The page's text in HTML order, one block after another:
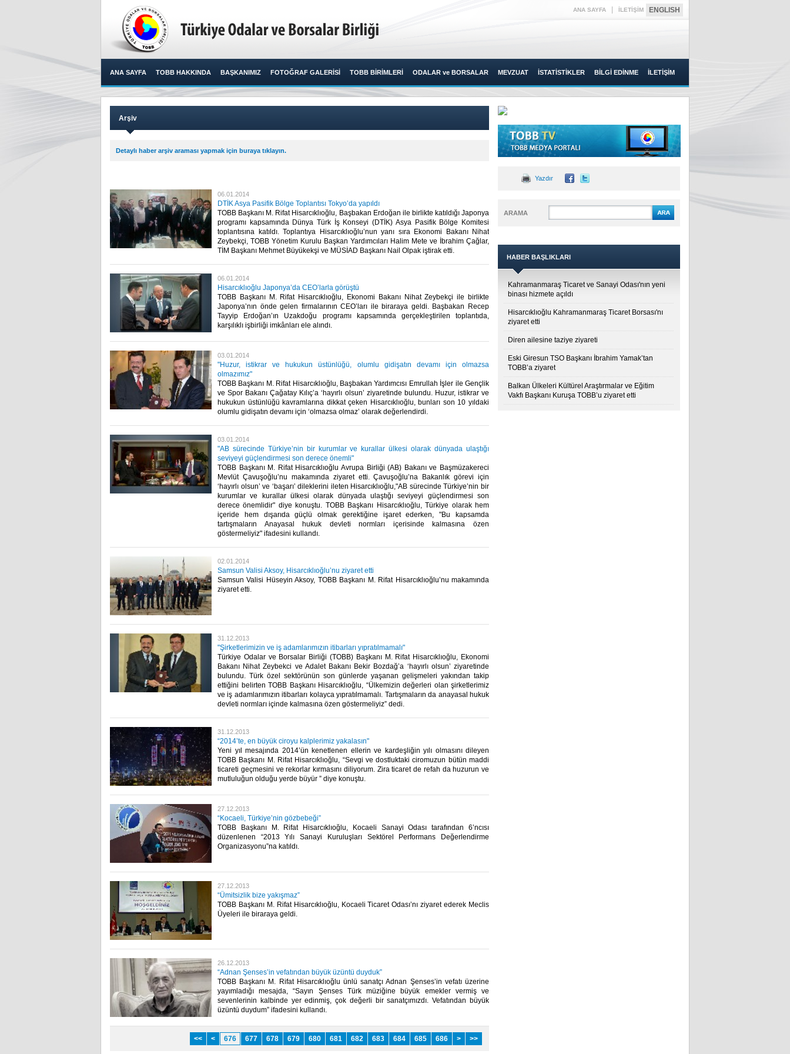
ANA SAYFA İLETİŞİM ENGLISH
ANA SAYFA TOBB HAKKINDA BAŞKANIMIZ FOTOĞRAF GALERİSİ TOBB BİRİMLERİ ODALAR ve BORSALAR MEVZUAT İSTATİSTİKLER BİLGİ EDİNME İLETİŞİM
Arşiv
Detaylı haber arşiv araması yapmak için buraya tıklayın.
06.01.2014
DTİK Asya Pasifik Bölge Toplantısı Tokyo’da yapıldı
TOBB Başkanı M. Rifat Hisarcıklıoğlu, Başbakan Erdoğan ile birlikte katıldığı Japonya
programı kapsamında Dünya Türk İş Konseyi (DTİK) Asya Pasifik Bölge Komitesi
toplantısına katıldı. Toplantıya Hisarcıklıoğlu’nun yanı sıra Ekonomi Bakanı Nihat
Zeybekçi, TOBB Yönetim Kurulu Başkan Yardımcıları Halim Mete ve İbrahim Çağlar,
TİM Başkanı Mehmet Büyükekşi ve MÜSİAD Başkanı Nail Olpak iştirak etti.​
06.01.2014
Hisarcıklıoğlu Japonya’da CEO’larla görüştü
TOBB Başkanı M. Rifat Hisarcıklıoğlu, Ekonomi Bakanı Nihat Zeybekçi ile birlikte
Japonya’nın önde gelen firmalarının CEO’ları ile biraraya geldi. Başbakan Recep
Tayyip Erdoğan’ın Uzakdoğu programı kapsamında gerçekleştirilen toplantıda,
karşılıklı işbirliği imkânları ele alındı.​
03.01.2014
"Huzur, istikrar ve hukukun üstünlüğü, olumlu gidişatın devamı için olmazsa
olmazımız"
TOBB Başkanı M. Rifat Hisarcıklıoğlu, Başbakan Yardımcısı Emrullah İşler ile Gençlik
ve Spor Bakanı Çağatay Kılıç’a ‘hayırlı olsun’ ziyaretinde bulundu. Huzur, istikrar ve
hukukun üstünlüğü kavramlarına dikkat çeken Hisarcıklıoğlu, bunları son 10 yıldaki
olumlu gidişatın devamı için ‘olmazsa olmaz’ olarak değerlendirdi.​
03.01.2014
"AB sürecinde Türkiye’nin bir kurumlar ve kurallar ülkesi olarak dünyada ulaştığı
seviyeyi güçlendirmesi son derece önemli"
TOBB Başkanı M. Rifat Hisarcıklıoğlu Avrupa Birliği (AB) Bakanı ve Başmüzakereci
Mevlüt Çavuşoğlu’nu makamında ziyaret etti. Çavuşoğlu’na Bakanlık görevi için
‘hayırlı olsun’ ve ‘başarı’ dileklerini ileten Hisarcıklıoğlu,"AB sürecinde Türkiye’nin bir
kurumlar ve kurallar ülkesi olarak dünyada ulaştığı seviyeyi güçlendirmesi son
derece önemlidir" diye konuştu. TOBB Başkanı Hisarcıklıoğlu, Türkiye olarak hem
içeride hem dışarıda güçlü olmak gerektiğine işaret ederken, "Bu kapsamda
tartışmaların Anayasal hukuk devleti normları içerisinde kalmasına özen
göstermeliyiz" ifadesini kullandı.​
02.01.2014
Samsun Valisi Aksoy, Hisarcıklıoğlu’nu ziyaret etti
Samsun Valisi Hüseyin Aksoy, TOBB Başkanı M. Rifat Hisarcıklıoğlu’nu makamında
ziyaret etti. ​
31.12.2013
"Şirketlerimizin ve iş adamlarımızın itibarları yıpratılmamalı"
Türkiye Odalar ve Borsalar Birliği (TOBB) Başkanı M. Rifat Hisarcıklıoğlu, Ekonomi
Bakanı Nihat Zeybekci ve Adalet Bakanı Bekir Bozdağ’a ‘hayırlı olsun’ ziyaretinde
bulundu. Türk özel sektörünün son günlerde yaşanan gelişmeleri yakından takip
ettiğini belirten TOBB Başkanı Hisarcıklıoğlu, “Ülkemizin değerleri olan şirketlerimiz
ve iş adamlarımızın itibarları kolayca yıpratılmamalı. Tartışmaların da anayasal hukuk
devleti normları içinde kalmasına özen göstermeliyiz” dedi.​
31.12.2013
“2014’te, en büyük ciroyu kalplerimiz yakalasın"
Yeni yıl mesajında 2014’ün kenetlenen ellerin ve kardeşliğin yılı olmasını dileyen
TOBB Başkanı M. Rifat Hisarcıklıoğlu, “Sevgi ve dostluktaki ciromuzun bütün maddi
ticareti geçmesini ve rekorlar kırmasını diliyorum. Zira ticaret de refah da huzurun ve
mutluluğun olduğu yerde büyür ” diye konuştu.​
27.12.2013
“Kocaeli, Türkiye’nin gözbebeği”
TOBB Başkanı M. Rifat Hisarcıklıoğlu, Kocaeli Sanayi Odası tarafından 6’ncısı
düzenlenen “2013 Yılı Sanayi Kuruluşları Sektörel Performans Değerlendirme
Organizasyonu”na katıldı.​
27.12.2013
“Ümitsizlik bize yakışmaz”
TOBB Başkanı M. Rifat Hisarcıklıoğlu, Kocaeli Ticaret Odası’nı ziyaret ederek Meclis
Üyeleri ile biraraya geldi.​
26.12.2013
“Adnan Şenses’in vefatından büyük üzüntü duyduk”
TOBB Başkanı M. Rifat Hisarcıklıoğlu ünlü sanatçı Adnan Şenses’in vefatı üzerine
yayımladığı mesajda, “Sayın Şenses Türk müziğine büyük emekler vermiş ve
sevenlerinin kalbinde yer edinmiş, çok değerli bir sanatçımızdı. Vefatından büyük
üzüntü duydum” ifadesini kullandı.​
<< < 676 677 678 679 680 681 682 683 684 685 686 > >>
Yazdır
ARAMA
HABER BAŞLIKLARI
Kahramanmaraş Ticaret ve Sanayi Odası'nın yeni
binası hizmete açıldı
Hisarcıklıoğlu Kahramanmaraş Ticaret Borsası'nı
ziyaret etti
Diren ailesine taziye ziyareti
Eski Giresun TSO Başkanı İbrahim Yamak’tan
TOBB’a ziyaret
Balkan Ülkeleri Kültürel Araştırmalar ve Eğitim
Vakfı Başkanı Kuruşa TOBB’u ziyaret etti